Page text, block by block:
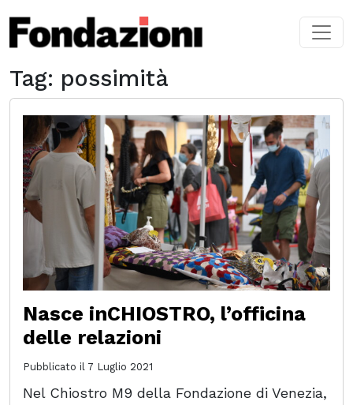
Skip to main content
Tag: possimità
Nasce inCHIOSTRO, l’officina
delle relazioni
Pubblicato il 7 Luglio 2021
Nel Chiostro M9 della Fondazione di Venezia,